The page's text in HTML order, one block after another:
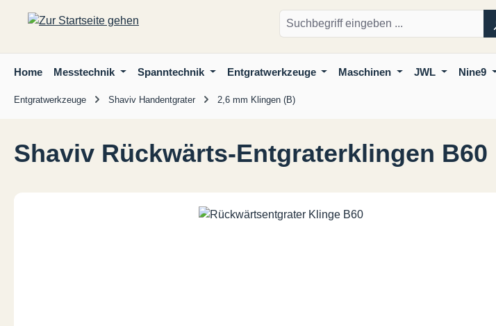
Hauptinhalt springen
Zur Suche springen
Zur Hauptnavigation springen
Home Messtechnik Spanntechnik Entgratwerkzeuge Maschinen JWL Nine9
Entgratwerkzeuge Shaviv Handentgrater 2,6 mm Klingen (B)
Shaviv Rückwärts-Entgraterklingen B60